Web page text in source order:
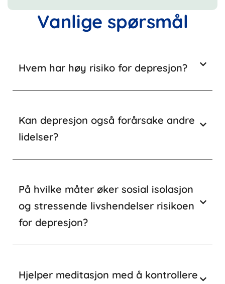
Vanlige spørsmål
Hvem har høy risiko for depresjon?
Kan depresjon også forårsake andre
lidelser?
På hvilke måter øker sosial isolasjon
og stressende livshendelser risikoen
for depresjon?
Hjelper meditasjon med å kontrollere